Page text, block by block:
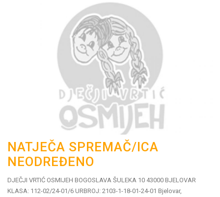
NATJEČA SPREMAČ/ICA
NEODREĐENO
DJEČJI VRTIĆ OSMIJEH BOGOSLAVA ŠULEKA 10 43000 BJELOVAR
KLASA: 112-02/24-01/6 URBROJ: 2103-1-18-01-24-01 Bjelovar,